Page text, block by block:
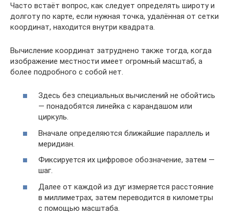
Часто встаёт вопрос, как следует определять широту и
долготу по карте, если нужная точка, удалённая от сетки
координат, находится внутри квадрата.
Вычисление координат затруднено также тогда, когда
изображение местности имеет огромный масштаб, а
более подробного с собой нет.
Здесь без специальных вычислений не обойтись
— понадобятся линейка с карандашом или
циркуль.
Вначале определяются ближайшие параллель и
меридиан.
Фиксируется их цифровое обозначение, затем —
шаг.
Далее от каждой из дуг измеряется расстояние
в миллиметрах, затем переводится в километры
с помощью масштаба.